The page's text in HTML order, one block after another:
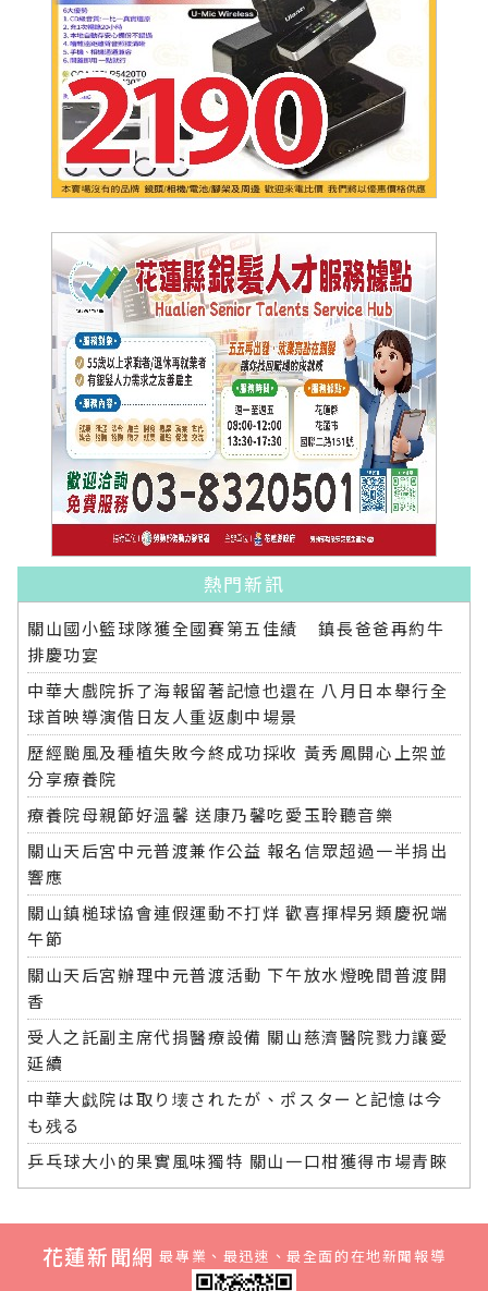
熱門新訊
關山國小籃球隊獲全國賽第五佳績 鎮長爸爸再約牛
排慶功宴
中華大戲院拆了海報留著記憶也還在 八月日本舉行全
球首映導演偕日友人重返劇中場景
歷經颱風及種植失敗今終成功採收 黃秀鳳開心上架並
分享療養院
療養院母親節好溫馨 送康乃馨吃愛玉聆聽音樂
關山天后宮中元普渡兼作公益 報名信眾超過一半捐出
響應
關山鎮槌球協會連假運動不打烊 歡喜揮桿另類慶祝端
午節
關山天后宮辦理中元普渡活動 下午放水燈晚間普渡開
香
受人之託副主席代捐醫療設備 關山慈濟醫院戮力讓愛
延續
中華大戯院は取り壊されたが、ポスターと記憶は今
も残る
乒乓球大小的果實風味獨特 關山一口柑獲得市場青睞
花蓮新聞網 最專業、最迅速、最全面的在地新聞報導